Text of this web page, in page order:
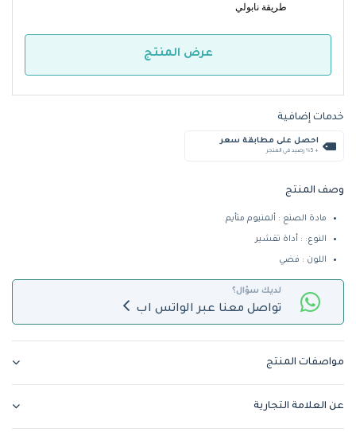
طريقة نابولي
عرض المنتج
خدمات إضافية
احصل على مطابقة سعر
+ %5 رصيد في المتجر
وصف المنتج
مادة الصنع : ألمنيوم متأيم
النوع: : أداة تقشير
اللون : فضي
لديك سؤال؟
تواصل معنا عبر الواتس اب
مواصفات المنتج
عن العلامة التجارية